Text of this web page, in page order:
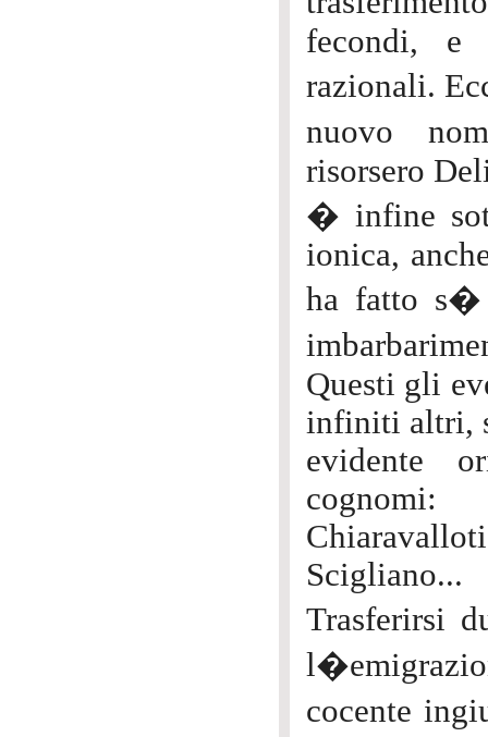
fecondi, e
razionali.
nuovo
risorsero
� infine
ionica,
ha fatto s�
Questi gli
infiniti altri,
evidente
cognomi:
Scigliano...
Trasferirsi
cocente